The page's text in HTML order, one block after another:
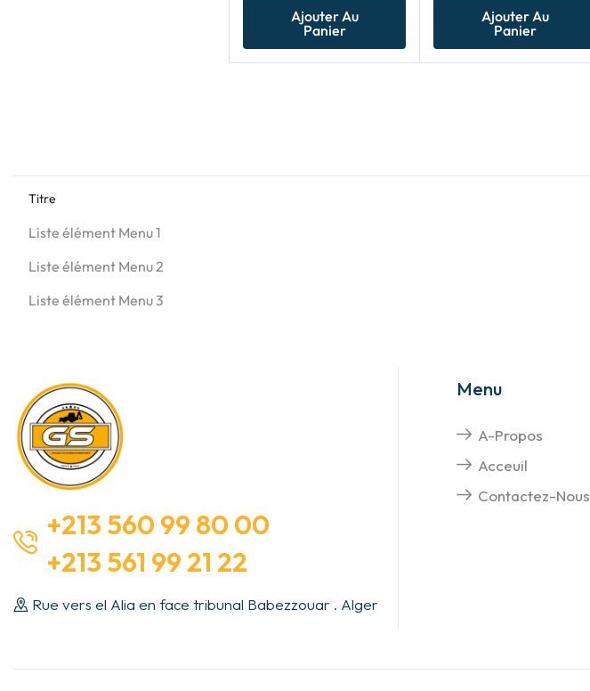
Ajouter Au
Panier
Ajouter Au
Panier
Titre
Liste élément Menu 1
Liste élément Menu 2
Liste élément Menu 3
+213 560 99 80 00
+213 561 99 21 22
Rue vers el Alia en face tribunal Babezzouar . Alger
Menu
A-Propos
Acceuil
Contactez-Nous